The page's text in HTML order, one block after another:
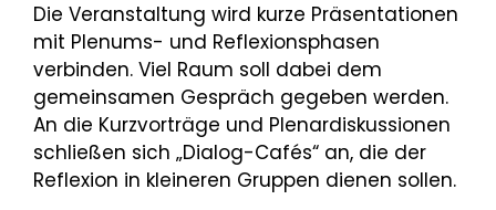
Die Veranstaltung wird kurze Präsentationen
mit Plenums- und Reflexionsphasen
verbinden. Viel Raum soll dabei dem
gemeinsamen Gespräch gegeben werden.
An die Kurzvorträge und Plenardiskussionen
schließen sich „Dialog-Cafés“ an, die der
Reflexion in kleineren Gruppen dienen sollen.